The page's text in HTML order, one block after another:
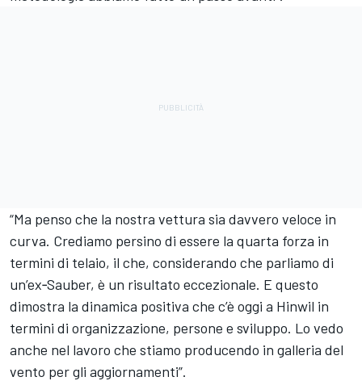
“Ma penso che la nostra vettura sia davvero veloce in
curva. Crediamo persino di essere la quarta forza in
termini di telaio, il che, considerando che parliamo di
un’ex‑Sauber, è un risultato eccezionale. E questo
dimostra la dinamica positiva che c’è oggi a Hinwil in
termini di organizzazione, persone e sviluppo. Lo vedo
anche nel lavoro che stiamo producendo in galleria del
vento per gli aggiornamenti”.